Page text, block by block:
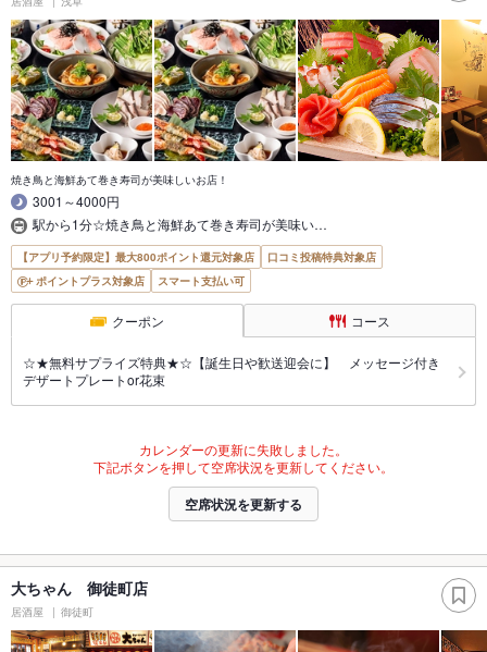
焼き鳥と海鮮あて巻き寿司が美味しいお店！
3001～4000円
駅から1分☆焼き鳥と海鮮あて巻き寿司が美味い…
【アプリ予約限定】最大800ポイント還元対象店
口コミ投稿特典対象店
ポイントプラス対象店
スマート支払い可
クーポン コース
☆★無料サプライズ特典★☆【誕生日や歓送迎会に】 メッセージ付き
デザートプレートor花束
カレンダーの更新に失敗しました。
下記ボタンを押して空席状況を更新してください。
空席状況を更新する
大ちゃん 御徒町店
居酒屋 御徒町